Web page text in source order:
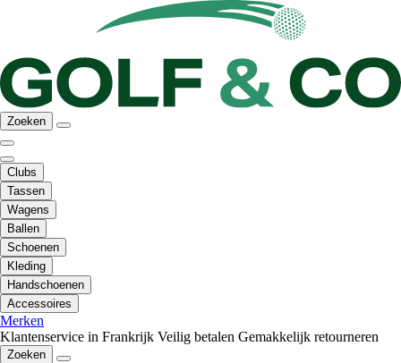
Zoeken
Clubs
Tassen
Wagens
Ballen
Schoenen
Kleding
Handschoenen
Accessoires
Merken
Klantenservice in Frankrijk Veilig betalen Gemakkelijk retourneren
Zoeken